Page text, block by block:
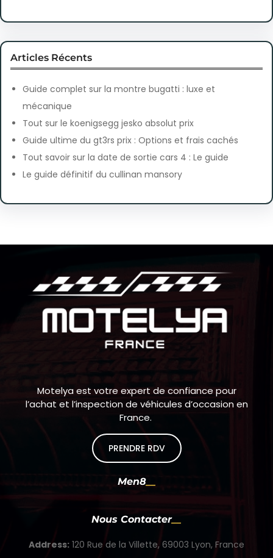
Articles Récents
Guide complet sur la montre bugatti : luxe et
mécanique
Tout sur le koenigsegg jesko absolut prix
Guide ultime du gt3rs prix : Options et frais cachés
Tout savoir sur la date de sortie cars 4 : Le guide
Le guide définitif du cullinan mansory
Motelya est votre expert de confiance pour
l’achat et l’inspection de véhicules d’occasion en
France.
PRENDRE RDV
Men8
Nous Contacter
Address: 120 Rue de la Villette, 69003 Lyon, France